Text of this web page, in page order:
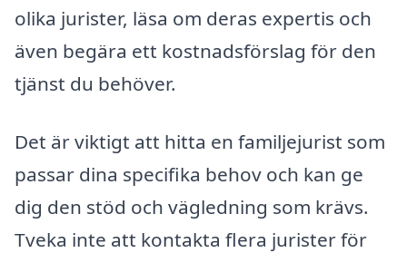
olika jurister, läsa om deras expertis och
även begära ett kostnadsförslag för den
tjänst du behöver.
Det är viktigt att hitta en familjejurist som
passar dina specifika behov och kan ge
dig den stöd och vägledning som krävs.
Tveka inte att kontakta flera jurister för